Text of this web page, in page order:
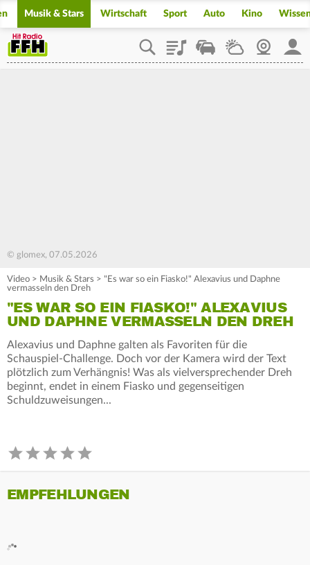
Musik & Stars Wirtschaft Sport Auto Kino
PlaylistStaupilotWetterWebcam
© glomex, 07.05.2026
Video > Musik & Stars > "Es war so ein Fiasko!" Alexavius und Daphne
vermasseln den Dreh
"ES WAR SO EIN FIASKO!" ALEXAVIUS
UND DAPHNE VERMASSELN DEN DREH
Alexavius und Daphne galten als Favoriten für die
Schauspiel-Challenge. Doch vor der Kamera wird der Text
plötzlich zum Verhängnis! Was als vielversprechender Dreh
beginnt, endet in einem Fiasko und gegenseitigen
Schuldzuweisungen...
EMPFEHLUNGEN